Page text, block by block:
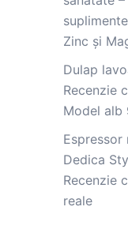
Zinc și
Dulap
Recenzie
Model
Espressor
Dedica
Recenzie
reale